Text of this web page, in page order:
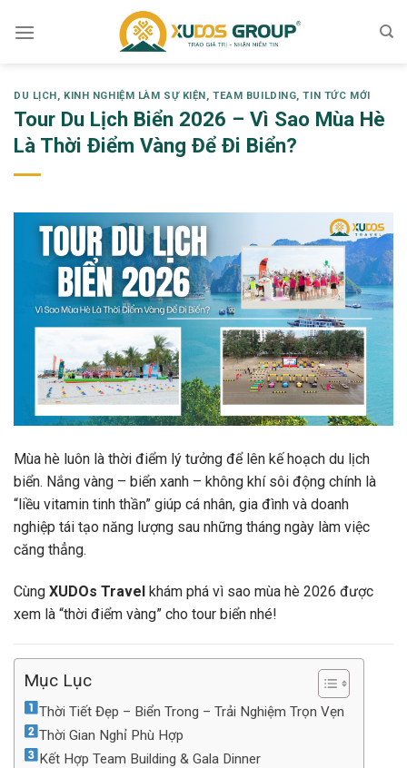
DU LỊCH, KINH NGHIỆM LÀM SỰ KIỆN,TEAM BUILDING,TIN TỨC MỚI
Tour Du Lịch Biển 2026 – Vì Sao Mùa Hè
Là Thời Điểm Vàng Để Đi Biển?
Mùa hè luôn là thời điểm lý tưởng để lên kế hoạch du lịch
biển. Nắng vàng – biển xanh – không khí sôi động chính là
“liều vitamin tinh thần” giúp cá nhân, gia đình và doanh
nghiệp tái tạo năng lượng sau những tháng ngày làm việc
căng thẳng.
Cùng XUDOs Travel khám phá vì sao mùa hè 2026 được
xem là “thời điểm vàng” cho tour biển nhé!
Mục Lục
Thời Tiết Đẹp – Biển Trong – Trải Nghiệm Trọn Vẹn
Thời Gian Nghỉ Phù Hợp
Kết Hợp Team Building & Gala Dinner